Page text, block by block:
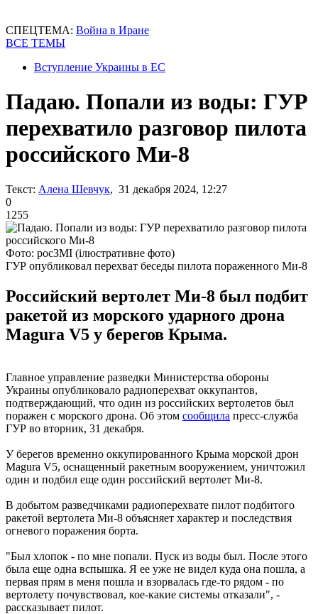
СПЕЦТЕМА: Война в Иране
ВСЕ ТЕМЫ
Вступление Украины в ЕС
Падаю. Попали из воды: ГУР
перехватило разговор пилота
российского Ми-8
Текст: Алена Шевчук, 31 декабря 2024, 12:27
0
1255
Фото: росЗМІ (ілюстративне фото)
ГУР опубликовал перехват беседы пилота пораженного Ми-8
Российский вертолет Ми-8 был подбит
ракетой из морского ударного дрона
Magura V5 у берегов Крыма.
Главное управление разведки Министерства обороны
Украины опубликовало радиоперехват оккупантов,
подтверждающий, что один из российских вертолетов был
поражен с морского дрона. Об этом сообщила пресс-служба
ГУР во вторник, 31 декабря.
У берегов временно оккупированного Крыма морской дрон
Magura V5, оснащенный ракетным вооружением, уничтожил
один и подбил еще один российский вертолет Ми-8.
В добытом разведчиками радиоперехвате пилот подбитого
ракетой вертолета Ми-8 объясняет характер и последствия
огневого поражения борта.
"Был хлопок - по мне попали. Пуск из воды был. После этого
была еще одна вспышка. Я ее уже не видел куда она пошла, а
первая прям в меня пошла и взорвалась где-то рядом - по
вертолету почувствовал, кое-какие системы отказали", -
рассказывает пилот.